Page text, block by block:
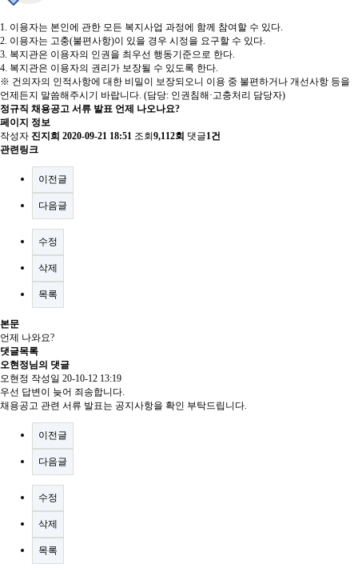
1. 이용자는 본인에 관한 모든 복지사업 과정에 함께 참여할 수 있다.
2. 이용자는 고충(불편사항)이 있을 경우 시정을 요구할 수 있다.
3. 복지관은 이용자의 인권을 최우선 행동기준으로 한다.
4. 복지관은 이용자의 권리가 보장될 수 있도록 한다.
※ 건의자의 인적사항에 대한 비밀이 보장되오니 이용 중 불편하거나 개선사항 등을
언제든지 말씀해주시기 바랍니다. (담당: 인권침해·고충처리 담당자)
정규직 채용공고 서류 발표 언제 나오나요?
페이지 정보
작성자 진지희 2020-09-21 18:51 조회 9,112회 댓글1건
관련링크
이전글
다음글
수정
삭제
목록
본문
언제 나와요?
댓글목록
오현정님의 댓글
오현정 작성일 20-10-12 13:19
우선 답변이 늦어 죄송합니다.
채용공고 관련 서류 발표는 공지사항을 확인 부탁드립니다.
이전글
다음글
수정
삭제
목록